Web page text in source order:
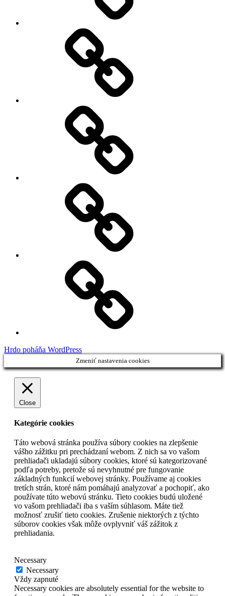
Hrdo poháňa WordPress
Zmeniť nastavenia cookies
Close
Kategórie cookies
Táto webová stránka používa súbory cookies na zlepšenie
vášho zážitku pri prechádzaní webom. Z nich sa vo vašom
prehliadači ukladajú súbory cookies, ktoré sú kategorizované
podľa potreby, pretože sú nevyhnutné pre fungovanie
základných funkcií webovej stránky. Používame aj cookies
tretích strán, ktoré nám pomáhajú analyzovať a pochopiť, ako
používate túto webovú stránku. Tieto cookies budú uložené
vo vašom prehliadači iba s vaším súhlasom. Máte tiež
možnosť zrušiť tieto cookies. Zrušenie niektorých z týchto
súborov cookies však môže ovplyvniť váš zážitok z
prehliadania.
Necessary
Necessary
Vždy zapnuté
Necessary cookies are absolutely essential for the website to